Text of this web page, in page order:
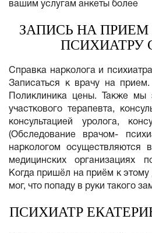
вашим услугам анкеты более
ЗАПИСЬ НА
ПСИХИАТРУ
Справка нарколога и
Записаться к врачу на
Поликлиника цены. Также мы
участкового терапевта,
консультацией уролога,
(Обследование врачом-
наркологом осуществляются
медицинских организациях
Когда пришёл на приём к этому
мог, что попаду в руки такого
ПСИХИАТР